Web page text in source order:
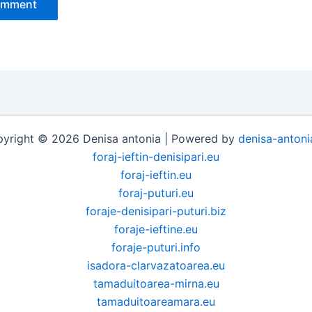
© 2026 Denisa antonia | Powered by denisa-
foraj-ieftin-denisipari.eu
foraj-ieftin.eu
foraj-puturi.eu
foraje-denisipari-puturi.biz
foraje-ieftine.eu
foraje-puturi.info
isadora-clarvazatoarea.eu
tamaduitoarea-mirna.eu
tamaduitoareamara.eu